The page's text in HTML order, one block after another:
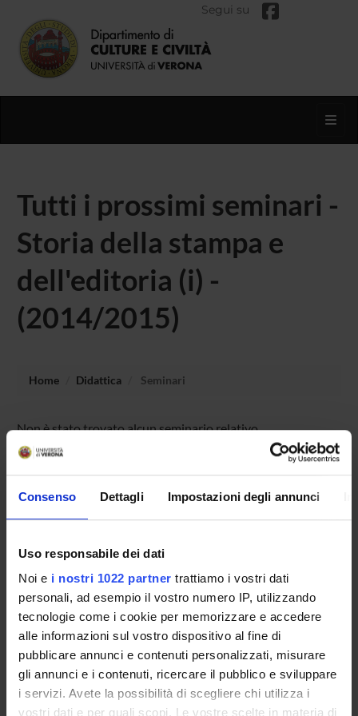
Consenso Dettagli Impostazioni degli annunci
Uso responsabile dei dati
Noi e i nostri 1022 partner trattiamo i vostri dati
personali, ad esempio il vostro numero IP, utilizzando
tecnologie come i cookie per memorizzare e accedere
alle informazioni sul vostro dispositivo al fine di
pubblicare annunci e contenuti personalizzati, misurare
gli annunci e i contenuti, ricercare il pubblico e sviluppare
i servizi. Avete la possibilità di scegliere chi utilizza i
vostri dati e per quali scopi. Le vostre scelte in materia di
Segui su
Tutti i prossimi seminari -
Storia della stampa e
dell'editoria (i) -
(2014/2015)
Home Didattica Seminari
Non è stato trovato alcun seminario relativo
all'insegnamento Storia della stampa e dell'editoria (i).
OFFERTA FORMATIVA
CORSI DI STUDIO
DOTTORATI DI RICERCA E FORMAZIONE
SUPERIORE
Contatti
Persone
Luoghi